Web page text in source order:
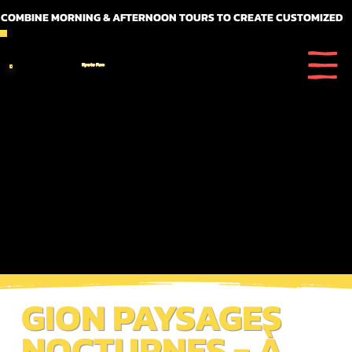
MORNING & AFTERNOON TOURS TO CREATE CUSTOMIZED
Kyoto Fun
GION PAYSAGES